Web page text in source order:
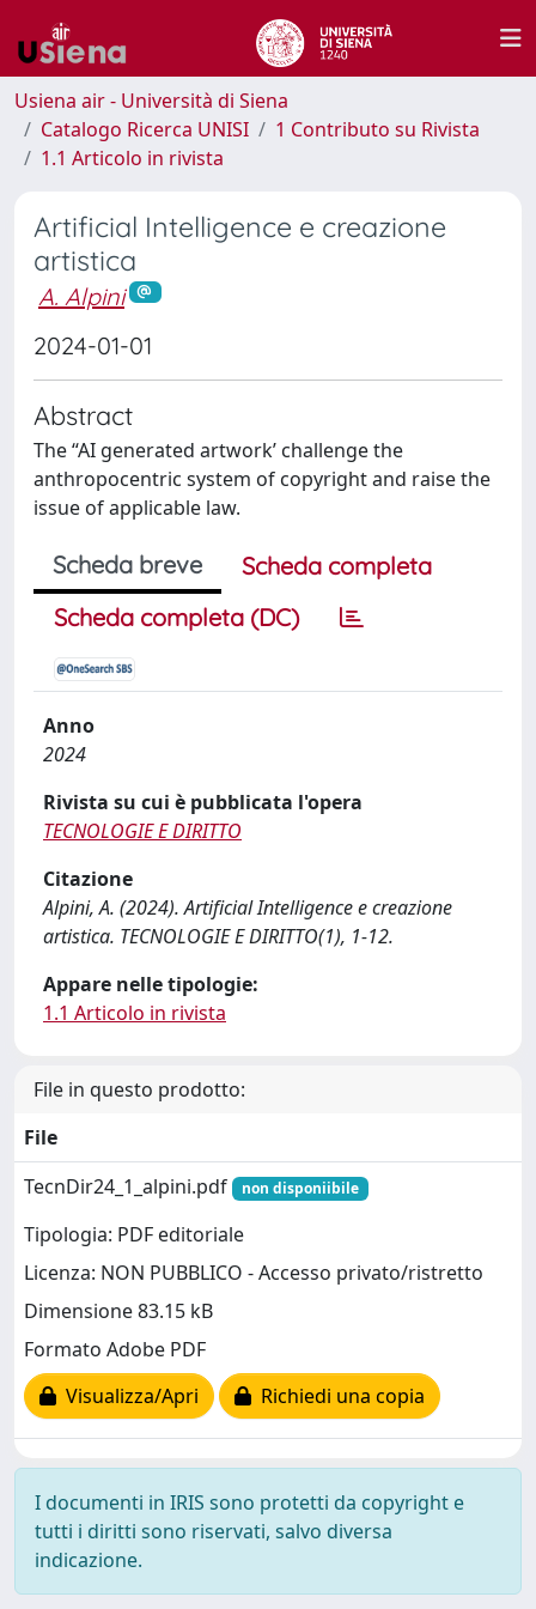
Usiena air - Università di Siena
Catalogo Ricerca UNISI
1 Contributo su Rivista
1.1 Articolo in rivista
Artificial Intelligence e creazione
artistica
A. Alpini
2024-01-01
Abstract
The “AI generated artwork’ challenge the
anthropocentric system of copyright and raise the
issue of applicable law.
Scheda breve
Scheda completa
Scheda completa (DC)
Anno
2024
Rivista su cui è pubblicata l'opera
TECNOLOGIE E DIRITTO
Citazione
Alpini, A. (2024). Artificial Intelligence e creazione
artistica. TECNOLOGIE E DIRITTO(1), 1-12.
Appare nelle tipologie:
1.1 Articolo in rivista
File in questo prodotto:
File
TecnDir24_1_alpini.pdf
non disponiibile
Tipologia: PDF editoriale
Licenza: NON PUBBLICO - Accesso privato/ristretto
Dimensione 83.15 kB
Formato Adobe PDF
Visualizza/Apri
Richiedi una copia
I documenti in IRIS sono protetti da copyright e
tutti i diritti sono riservati, salvo diversa
indicazione.